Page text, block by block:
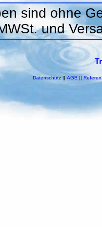
sind ohne
und
Datenschutz|| AGB ||